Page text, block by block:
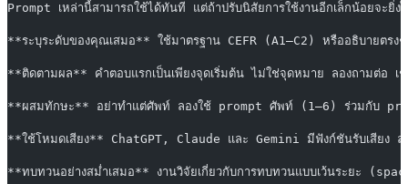
Prompt เหล่านี้สามารถใช้ได้ทันที แต่ถ้าปรับนิสัยการใช้งานอีกเล็กน้อยจะยิ่
**ระบุระดับของคุณเสมอ** ใช้มาตรฐาน CEFR (A1–C2) หรืออธิบายต
**ติดตามผล** คำตอบแรกเป็นเพียงจุดเริ่มต้น ไม่ใช่จุดหมาย ลองถามต่
**ผสมทักษะ** อย่าทำแต่ศัพท์ ลองใช้ prompt ศัพท์ (1–6) ร่วมกับ
**ใช้โหมดเสียง** ChatGPT, Claude และ Gemini มีฟังก์ชันรับเสียง ล
**ทบทวนอย่างสม่ำเสมอ** งานวิจัยเกี่ยวกับการทบทวนแบบเว้นระยะ